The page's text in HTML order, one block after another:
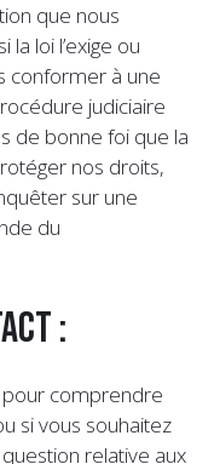
que nous
loi l’exige ou
conformer à une
judiciaire
de bonne foi que la
nos droits,
sur une
du
:
pour comprendre
si vous souhaitez
relative aux